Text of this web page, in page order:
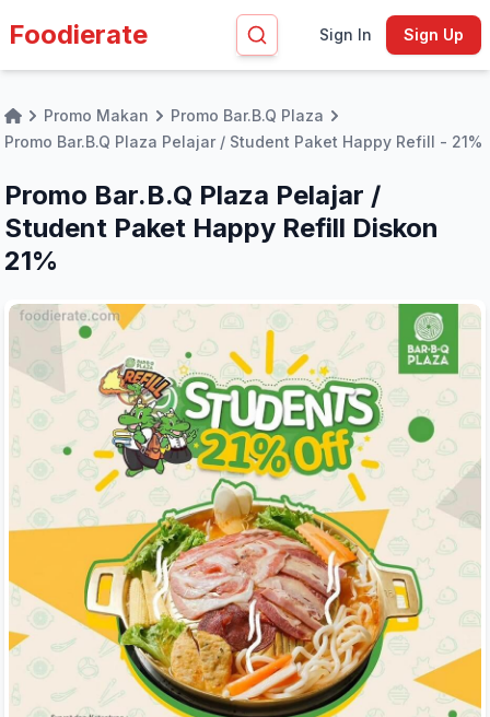
Foodierate Sign In Sign Up
HomePromo Makan
Promo Bar.B.Q Plaza
Promo Bar.B.Q Plaza Pelajar / Student Paket Happy Refill - 21%
Promo Bar.B.Q Plaza Pelajar /
Student Paket Happy Refill Diskon
21%